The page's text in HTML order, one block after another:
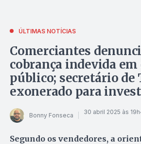
ÚLTIMAS NOTÍCIAS
Comerciantes
cobrança indevida
público; secretário de
exonerado para
Bonny Fonseca 30 abril 2025 às
Segundo os vendedores, a